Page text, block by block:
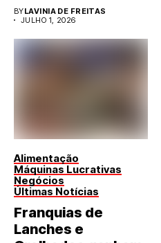
BYLAVINIA DE FREITAS
JULHO 1, 2026
Alimentação
Máquinas Lucrativas
Negócios
Últimas Notícias
Franquias de
Lanches e